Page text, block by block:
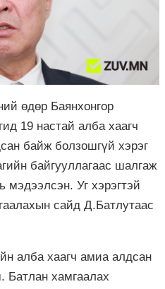
өдөр Баянхонгор
19 настай алба хаагч
байж болзошгүй хэрэг
байгууллагаас шалгаж
мэдээлсэн. Уг хэрэгтэй
сайд Д.Батлутаас
алба хаагч амиа алдсан
хамгаалах